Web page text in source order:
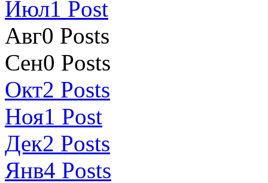
Июл1 Post
Авг0 Posts
Сен0 Posts
Окт2 Posts
Ноя1 Post
Дек2 Posts
Янв4 Posts